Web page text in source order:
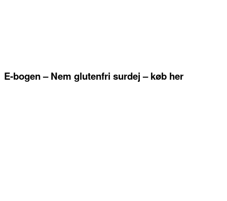
E-bogen – Nem glutenfri surdej – køb her